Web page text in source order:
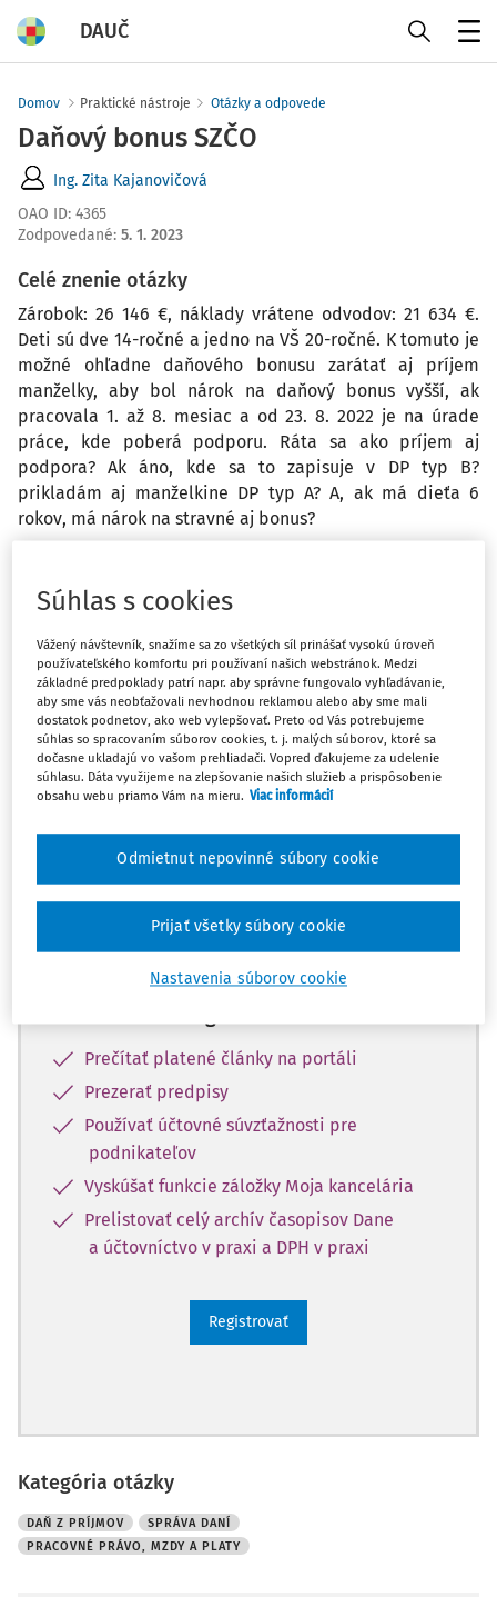
DAUČ
Domov Praktické nástroje Otázky a odpovede
Daňový bonus SZČO
Ing. Zita Kajanovičová
OAO ID: 4365
Zodpovedané: 5. 1. 2023
Celé znenie otázky
Zárobok: 26 146 €, náklady vrátene odvodov: 21 634 €.
Deti sú dve 14-ročné a jedno na VŠ 20-ročné. K tomuto je
možné ohľadne daňového bonusu zarátať aj príjem
manželky, aby bol nárok na daňový bonus vyšší, ak
pracovala 1. až 8. mesiac a od 23. 8. 2022 je na úrade
práce, kde poberá podporu. Ráta sa ako príjem aj
podpora? Ak áno, kde sa to zapisuje v DP typ B?
prikladám aj manželkine DP typ A? A, ak má dieťa 6
rokov, má nárok na stravné aj bonus?
Máte predplatné? Prihláste sa
Zatiaľ ste si prečítali len začiatok...
Celý dokument je len pre predplatiteľov.
Zaregistrujte sa a získajte
zadarmo prístup k vybranému obsahu na
10 dní.
Prečítať platené články na portáli
Prezerať predpisy
Používať účtovné súvzťažnosti pre
podnikateľov
Vyskúšať funkcie záložky Moja kancelária
Prelistovať celý archív časopisov Dane
a účtovníctvo v praxi a DPH v praxi
Registrovať
Kategória otázky
DAŇ Z PRÍJMOV
SPRÁVA DANÍ
PRACOVNÉ PRÁVO, MZDY A PLATY
Súhlas s cookies
Vážený návštevník, snažíme sa zo všetkých síl prinášať vysokú úroveň
používateľského komfortu pri používaní našich webstránok. Medzi
základné predpoklady patrí napr. aby správne fungovalo vyhľadávanie,
aby sme vás neobťažovali nevhodnou reklamou alebo aby sme mali
dostatok podnetov, ako web vylepšovať. Preto od Vás potrebujeme
súhlas so spracovaním súborov cookies, t. j. malých súborov, ktoré sa
dočasne ukladajú vo vašom prehliadači. Vopred ďakujeme za udelenie
súhlasu. Dáta využijeme na zlepšovanie našich služieb a prispôsobenie
obsahu webu priamo Vám na mieru. Viac informácií
Nastavenia súborov cookie
Odmietnut nepovinné súbory cookie
Prijať všetky súbory cookie